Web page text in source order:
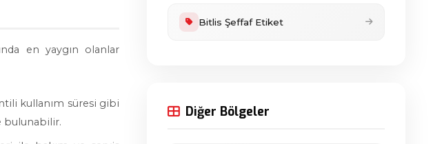
en yaygın olanlar
kullanım süresi gibi
bulunabilir.
Bitlis Şeffaf Etiket
Diğer Bölgeler